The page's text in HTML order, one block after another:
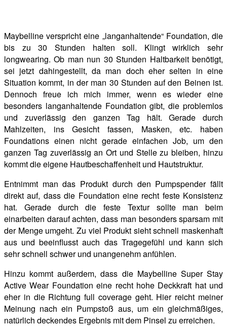
Maybelline verspricht eine „langanhaltende“ Foundation, die
bis zu 30 Stunden halten soll. Klingt wirklich sehr
longwearing. Ob man nun 30 Stunden Haltbarkeit benötigt,
sei jetzt dahingestellt, da man doch eher selten in eine
Situation kommt, in der man 30 Stunden auf den Beinen ist.
Dennoch freue ich mich immer, wenn es wieder eine
besonders langanhaltende Foundation gibt, die problemlos
und zuverlässig den ganzen Tag hält. Gerade durch
Mahlzeiten, ins Gesicht fassen, Masken, etc. haben
Foundations einen nicht gerade einfachen Job, um den
ganzen Tag zuverlässig an Ort und Stelle zu bleiben, hinzu
kommt die eigene Hautbeschaffenheit und Hautstruktur.
Entnimmt man das Produkt durch den Pumpspender fällt
direkt auf, dass die Foundation eine recht feste Konsistenz
hat. Gerade durch die feste Textur sollte man beim
einarbeiten darauf achten, dass man besonders sparsam mit
der Menge umgeht. Zu viel Produkt sieht schnell maskenhaft
aus und beeinflusst auch das Tragegefühl und kann sich
sehr schnell schwer und unangenehm anfühlen.
Hinzu kommt außerdem, dass die Maybelline Super Stay
Active Wear Foundation eine recht hohe Deckkraft hat und
eher in die Richtung full coverage geht. Hier reicht meiner
Meinung nach ein Pumpstoß aus, um ein gleichmäßiges,
natürlich deckendes Ergebnis mit dem Pinsel zu erreichen.